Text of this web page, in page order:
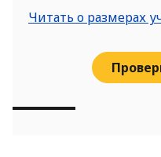
Читать о размерах